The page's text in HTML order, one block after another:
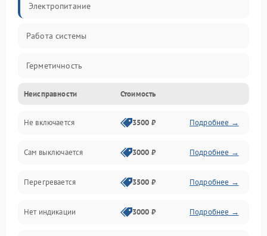
Электропитание
Работа системы
Герметичность
Механика
Неисправности Стоимость
Не включается 3500 ₽ Подробнее →
Сам выключается 3000 ₽ Подробнее →
Перегревается 3500 ₽ Подробнее →
Нет индикации 3000 ₽ Подробнее →